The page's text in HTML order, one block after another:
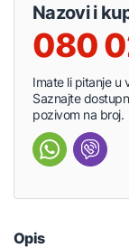
Nazovi i
080
Imate li pitanje u
Saznajte
pozivom na broj.
Opis